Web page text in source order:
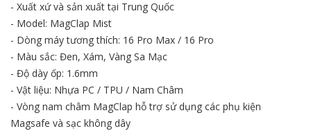
- Xuất xứ và sản xuất tại Trung Quốc
- Model: MagClap Mist
- Dòng máy tương thích: 16 Pro Max / 16 Pro
- Màu sắc: Đen, Xám, Vàng Sa Mạc
- Độ dày ốp: 1.6mm
- Vật liệu: Nhựa PC / TPU / Nam Châm
- Vòng nam châm MagClap hỗ trợ sử dụng các phụ kiện
Magsafe và sạc không dây